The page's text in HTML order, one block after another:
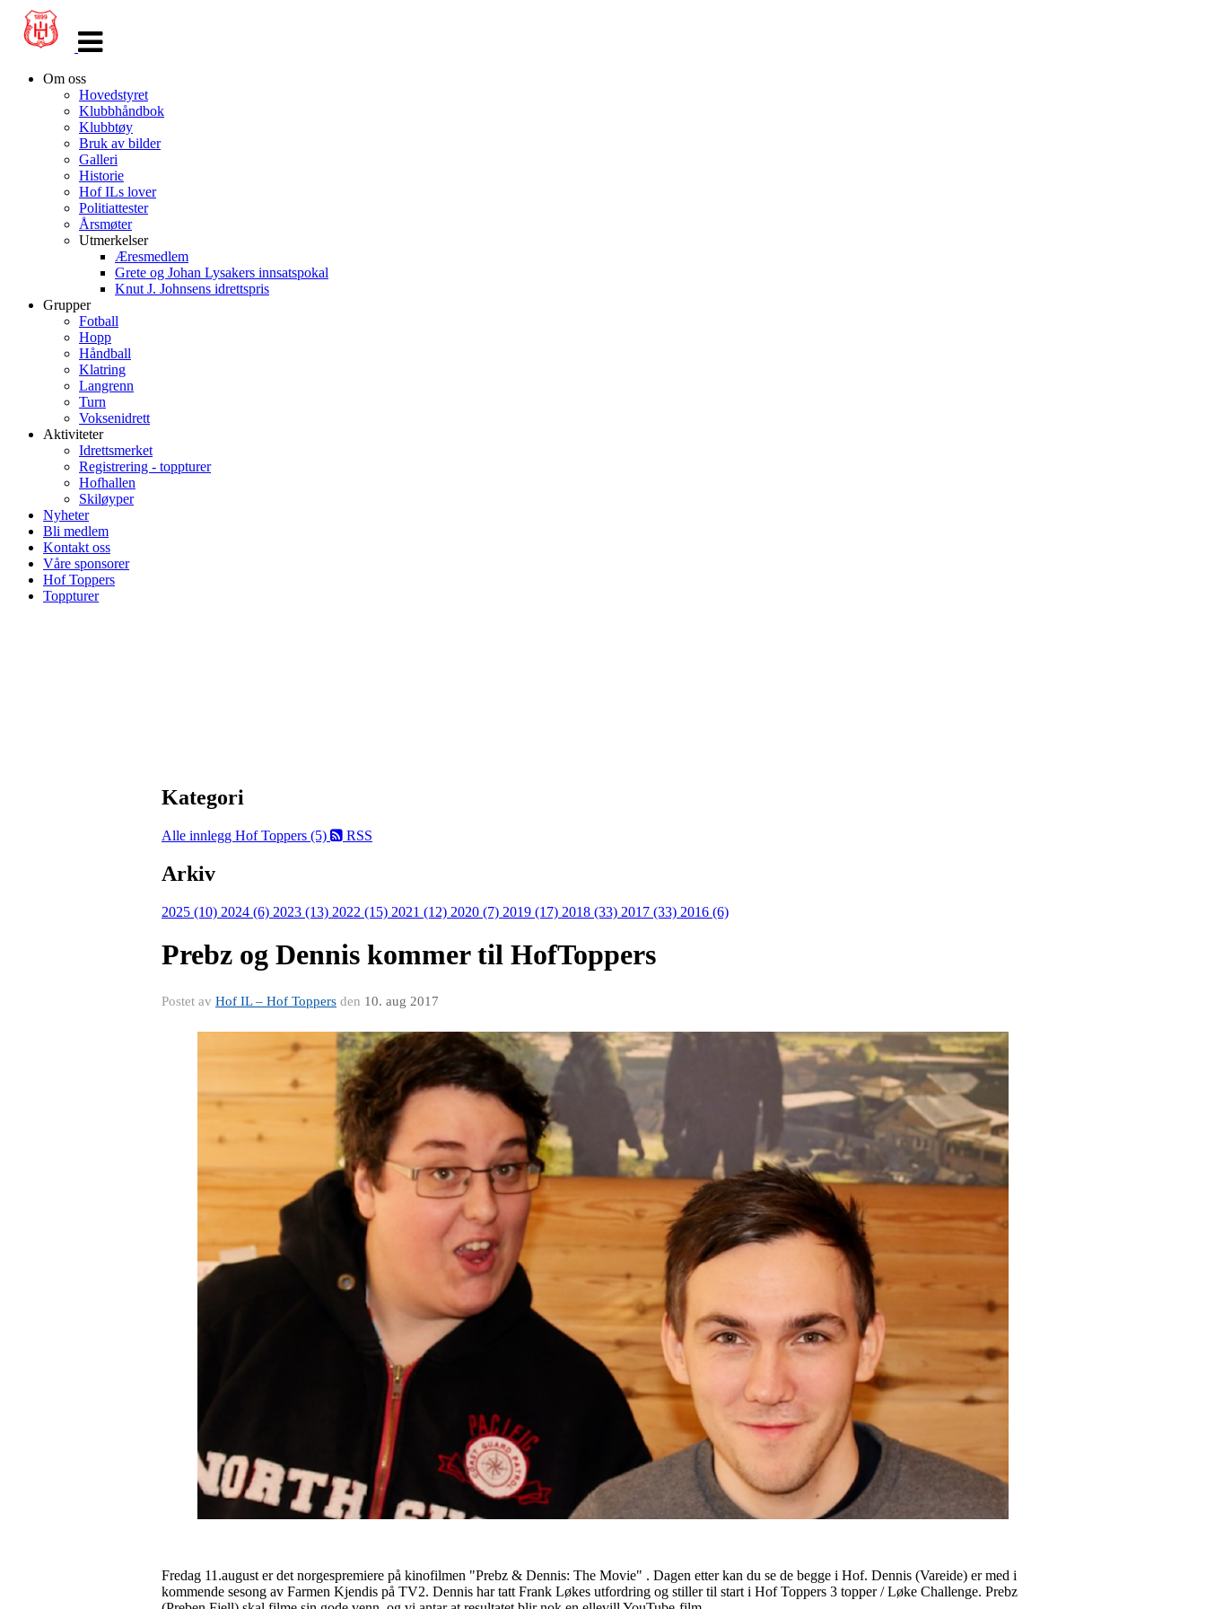
navigasjon
Om oss
Hovedstyret
Klubbhåndbok
Klubbtøy
Bruk av bilder
Galleri
Historie
Hof ILs lover
Politiattester
Årsmøter
Utmerkelser
Æresmedlem
Grete og Johan Lysakers innsatspokal
Knut J. Johnsens idrettspris
Grupper
Fotball
Hopp
Håndball
Klatring
Langrenn
Turn
Voksenidrett
Aktiviteter
Idrettsmerket
Registrering - toppturer
Hofhallen
Skiløyper
Nyheter
Bli medlem
Kontakt oss
Våre sponsorer
Hof Toppers
Toppturer
Kategori
Alle innlegg Hof Toppers (5) RSS
Arkiv
2025 (10) 2024 (6) 2023 (13) 2022 (15) 2021 (12) 2020 (7) 2019 (17) 2018 (33) 2017 (33) 2016 (6)
Prebz og Dennis kommer til HofToppers
Postet av Hof IL – Hof Toppers den 10. aug 2017
Fredag 11.august er det norgespremiere på kinofilmen "Prebz & Dennis: The Movie" . Dagen etter kan du se de begge i Hof. Dennis (Vareide) er med i
kommende sesong av Farmen Kjendis på TV2. Dennis har tatt Frank Løkes utfordring og stiller til start i Hof Toppers 3 topper / Løke Challenge. Prebz